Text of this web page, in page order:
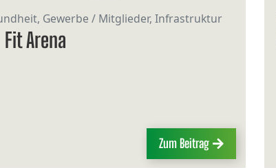
Gewerbe / Mitglieder, Infrastruktur
Fit Arena
Zum Beitrag